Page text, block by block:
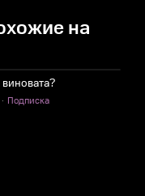
на
Подписка
·